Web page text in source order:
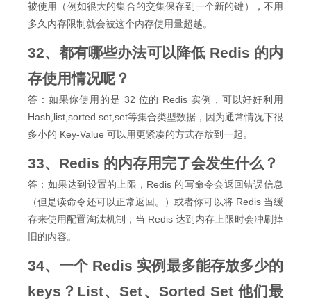
被使用（例如很大的集合的交集保存到一个新的键），不用
多久内存限制就会被这个内存使用量超越。
32、都有哪些办法可以降低 Redis 的内
存使用情况呢？
答：如果你使用的是 32 位的 Redis 实例，可以好好利用
Hash,list,sorted set,set等集合类型数据，因为通常情况下很
多小的 Key-Value 可以用更紧凑的方式存放到一起。
33、Redis 的内存用完了会发生什么？
答：如果达到设置的上限，Redis 的写命令会返回错误信息
（但是读命令还可以正常返回。）或者你可以将 Redis 当缓
存来使用配置淘汰机制，当 Redis 达到内存上限时会冲刷掉
旧的内容。
34、一个 Redis 实例最多能存放多少的
keys？List、Set、Sorted Set 他们最